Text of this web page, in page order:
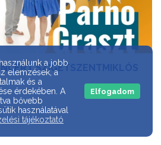
SZIGETSZENTMIKLÓS
a jobb
elemzések, a
és a
érdekében. A
bővebb
használatával
tájékoztató
Elfogadom